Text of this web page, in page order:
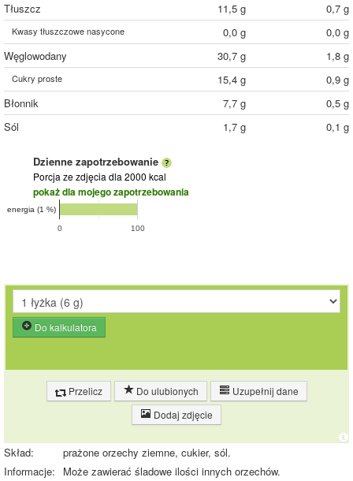
Tłuszcz
11,5 g 0,7 g
Kwasy tłuszczowe nasycone 0,0 g
0,0 g
Węglowodany
30,7 g 1,8 g
Cukry proste 15,4 g
0,9 g
Błonnik
7,7 g
0,5 g
Sól
1,7 g 0,1 g
Dzienne zapotrzebowanie
Porcja ze zdjęcia dla 2000 kcal
pokaż dla mojego zapotrzebowania
0 100
energia (1 %)
Do kalkulatora
Przelicz Do ulubionych
Uzupełnij dane
Dodaj zdjęcie
Skład:
prażone orzechy ziemne, cukier, sól.
Informacje:
Może zawierać śladowe ilości innych orzechów.